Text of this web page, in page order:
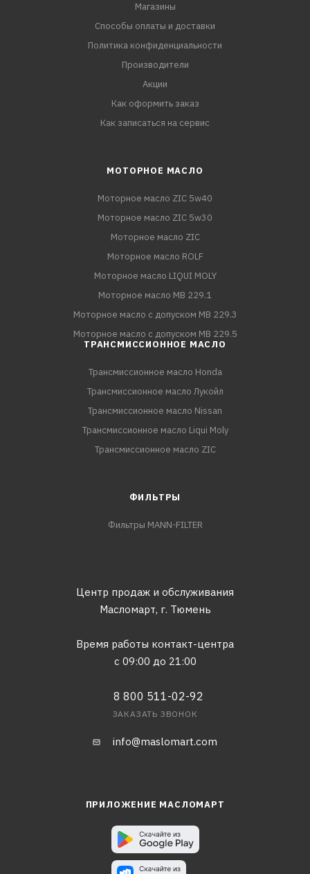
Магазины
Способы оплаты и доставки
Политика конфиденциальности
Производители
Акции
Как оформить заказ
Как записаться на сервис
МОТОРНОЕ МАСЛО
Моторное масло ZIC 5w40
Моторное масло ZIC 5w30
Моторное масло ZIC
Моторное масло ROLF
Моторное масло LIQUI MOLY
Моторное масло MB 229.1
Моторное масло с допуском MB 229.3
Моторное масло с допуском MB 229.5
ТРАНСМИССИОННОЕ МАСЛО
Трансмиссионное масло Honda
Трансмиссионное масло Лукойл
Трансмиссионное масло Nissan
Трансмиссионное масло Liqui Moly
Трансмиссионное масло ZIC
ФИЛЬТРЫ
Фильтры MANN-FILTER
Центр продаж и обслуживания
Масломарт, г. Тюмень
Время работы контакт-центра
с 09:00 до 21:00
8 800 511-02-92
ЗАКАЗАТЬ ЗВОНОК
info@maslomart.com
ПРИЛОЖЕНИЕ МАСЛОМАРТ